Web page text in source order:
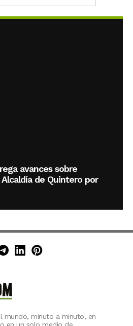
avances sobre
de Quintero por
en Instagram
en X (Twitter)
en TikTok
Canal de Minuto30 en
Minuto30 en LinkedIn
Minuto30 en
mundo, minuto a minuto, en